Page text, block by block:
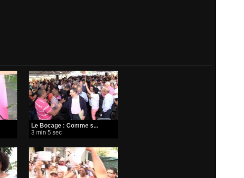
Le Bocage : Comme s...
3 min 5 sec